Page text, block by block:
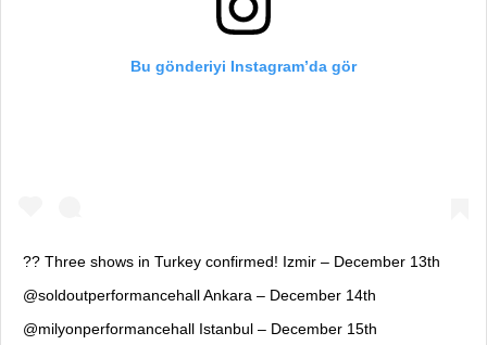
Bu gönderiyi Instagram’da gör
?? Three shows in Turkey confirmed! Izmir – December 13th
@soldoutperformancehall Ankara – December 14th
@milyonperformancehall Istanbul – December 15th